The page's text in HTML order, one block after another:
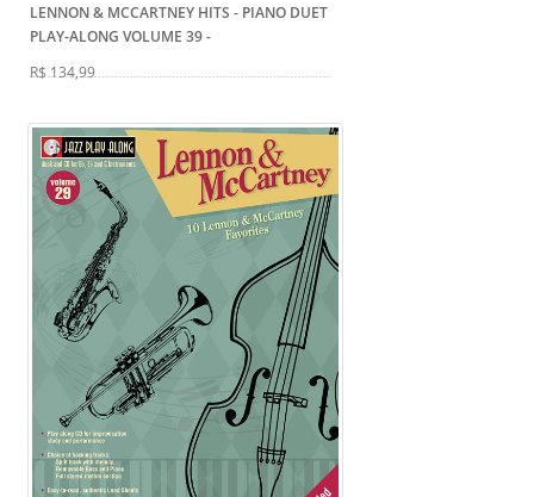
LENNON & MCCARTNEY HITS - PIANO DUET
PLAY-ALONG VOLUME 39-
R$ 134,99